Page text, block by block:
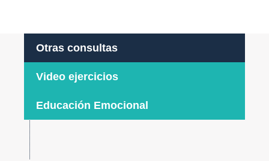
Otras consultas
Video ejercicios
Educación Emocional